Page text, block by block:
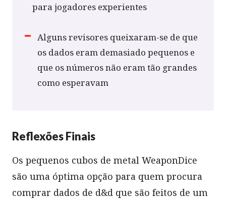
para jogadores experientes
Alguns revisores queixaram-se de que
os dados eram demasiado pequenos e
que os números não eram tão grandes
como esperavam
Reflexões Finais
Os pequenos cubos de metal WeaponDice
são uma óptima opção para quem procura
comprar dados de d&d que são feitos de um